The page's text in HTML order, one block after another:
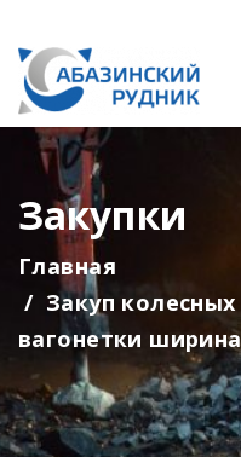
Закупки
Главная
Закуп
вагонетки